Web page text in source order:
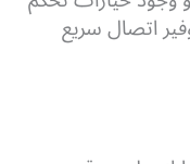
اتصال سريع